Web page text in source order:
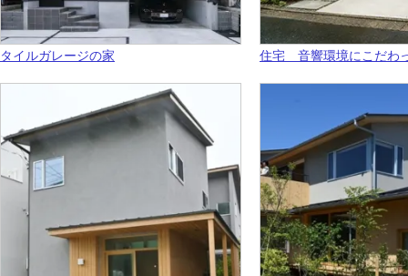
タイルガレージの家 住宅 音響環境にこだわ